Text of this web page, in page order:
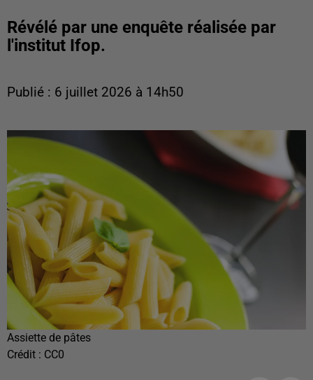
Révélé par une enquête réalisée par
l'institut Ifop.
Publié : 6 juillet 2026 à 14h50
Assiette de pâtes
Crédit : CC0